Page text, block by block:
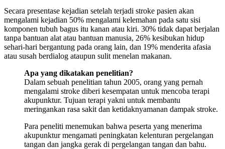
Secara presentase kejadian setelah terjadi stroke pasien akan
mengalami kejadian 50% mengalami kelemahan pada satu sisi
komponen tubuh bagus itu kanan atau kiri. 30% tidak dapat berjalan
tanpa bantuan alat atau bantuan manusia, 26% kesibukan hidup
sehari-hari bergantung pada orang lain, dan 19% menderita afasia
atau susah berdialog ataupun sulit menelan makanan.
Apa yang dikatakan penelitian?
Dalam sebuah penelitian tahun 2005, orang yang pernah
mengalami stroke diberi kesempatan untuk mencoba terapi
akupunktur. Tujuan terapi yakni untuk membantu
meringankan rasa sakit dan ketidaknyamanan dampak stroke.
Para peneliti menemukan bahwa peserta yang menerima
akupunktur mengamati peningkatan kelenturan pergelangan
tangan dan jangka gerak di pergelangan tangan dan bahu.